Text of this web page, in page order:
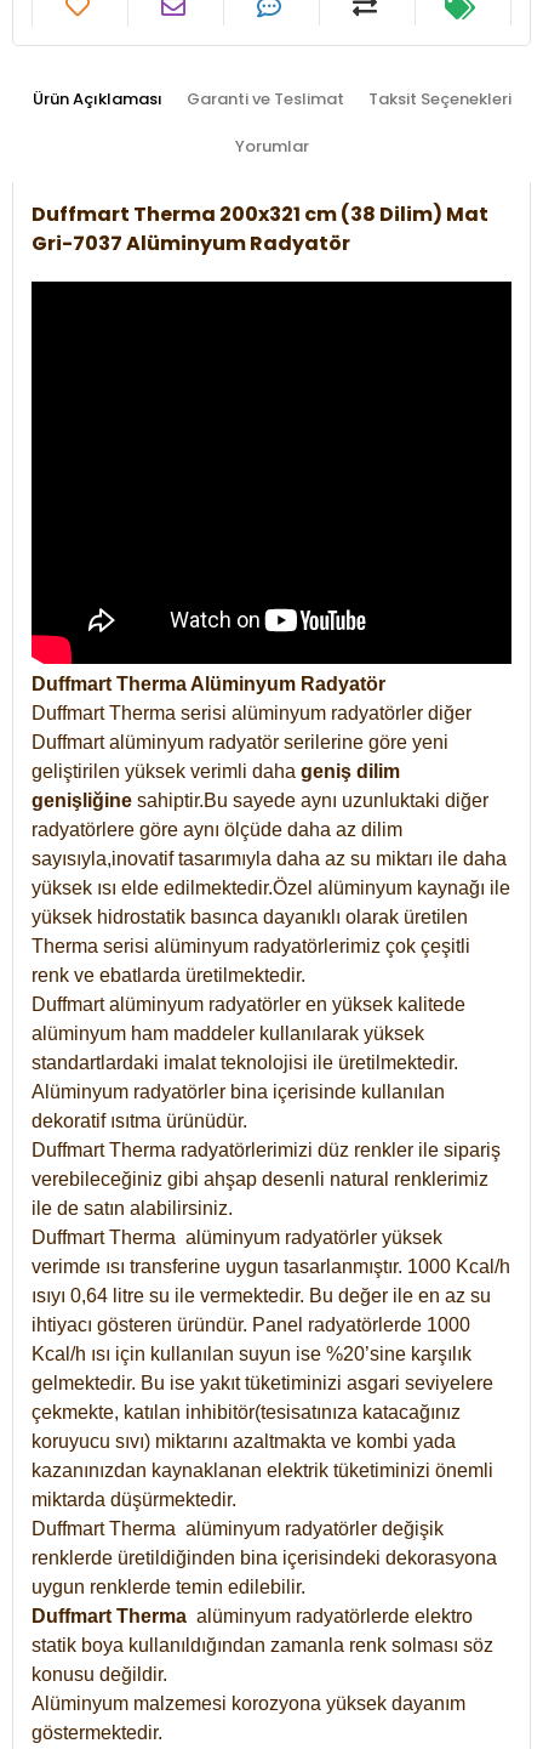
Ürün Açıklaması Garanti ve Teslimat Taksit Seçenekleri
Yorumlar
Duffmart Therma 200x321 cm (38 Dilim) Mat
Gri-7037 Alüminyum Radyatör
Duffmart Therma Alüminyum Radyatör
Duffmart Therma serisi alüminyum radyatörler diğer
Duffmart alüminyum radyatör serilerine göre yeni
geliştirilen yüksek verimli daha geniş dilim
genişliğine sahiptir.Bu sayede aynı uzunluktaki diğer
radyatörlere göre aynı ölçüde daha az dilim
sayısıyla,inovatif tasarımıyla daha az su miktarı ile daha
yüksek ısı elde edilmektedir.Özel alüminyum kaynağı ile
yüksek hidrostatik basınca dayanıklı olarak üretilen
Therma serisi alüminyum radyatörlerimiz çok çeşitli
renk ve ebatlarda üretilmektedir.
Duffmart alüminyum radyatörler en yüksek kalitede
alüminyum ham maddeler kullanılarak yüksek
standartlardaki imalat teknolojisi ile üretilmektedir.
Alüminyum radyatörler bina içerisinde kullanılan
dekoratif ısıtma ürünüdür.
Duffmart Therma radyatörlerimizi düz renkler ile sipariş
verebileceğiniz gibi ahşap desenli natural renklerimiz
ile de satın alabilirsiniz.
Duffmart Therma alüminyum radyatörler yüksek
verimde ısı transferine uygun tasarlanmıştır. 1000 Kcal/h
ısıyı 0,64 litre su ile vermektedir. Bu değer ile en az su
ihtiyacı gösteren üründür. Panel radyatörlerde 1000
Kcal/h ısı için kullanılan suyun ise %20’sine karşılık
gelmektedir. Bu ise yakıt tüketiminizi asgari seviyelere
çekmekte, katılan inhibitör(tesisatınıza katacağınız
koruyucu sıvı) miktarını azaltmakta ve kombi yada
kazanınızdan kaynaklanan elektrik tüketiminizi önemli
miktarda düşürmektedir.
Duffmart Therma alüminyum radyatörler değişik
renklerde üretildiğinden bina içerisindeki dekorasyona
uygun renklerde temin edilebilir.
Duffmart Therma alüminyum radyatörlerde elektro
statik boya kullanıldığından zamanla renk solması söz
konusu değildir.
Alüminyum malzemesi korozyona yüksek dayanım
göstermektedir.